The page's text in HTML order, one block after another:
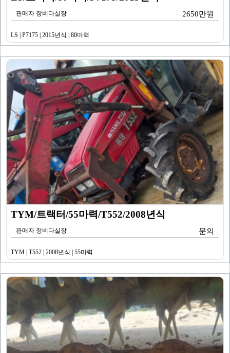
판매자 장비다실장 2650만원
LS | P7175 | 2015년식 | 80마력
TYM/트랙터/55마력/T552/2008년식
판매자 장비다실장 문의
TYM | T552 | 2008년식 | 55마력